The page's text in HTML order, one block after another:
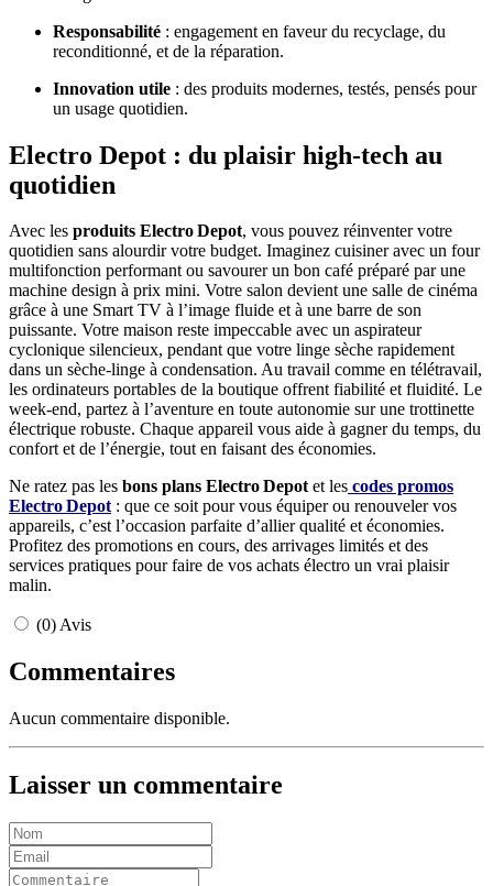
Responsabilité : engagement en faveur du recyclage, du
reconditionné, et de la réparation.
Innovation utile : des produits modernes, testés, pensés pour
un usage quotidien.
Electro Depot : du plaisir high-tech au
quotidien
Avec les produits Electro Depot, vous pouvez réinventer votre
quotidien sans alourdir votre budget. Imaginez cuisiner avec un four
multifonction performant ou savourer un bon café préparé par une
machine design à prix mini. Votre salon devient une salle de cinéma
grâce à une Smart TV à l’image fluide et à une barre de son
puissante. Votre maison reste impeccable avec un aspirateur
cyclonique silencieux, pendant que votre linge sèche rapidement
dans un sèche-linge à condensation. Au travail comme en télétravail,
les ordinateurs portables de la boutique offrent fiabilité et fluidité. Le
week-end, partez à l’aventure en toute autonomie sur une trottinette
électrique robuste. Chaque appareil vous aide à gagner du temps, du
confort et de l’énergie, tout en faisant des économies.
Ne ratez pas les bons plans Electro Depotet les codes promos
Electro Depot: que ce soit pour vous équiper ou renouveler vos
appareils, c’est l’occasion parfaite d’allier qualité et économies.
Profitez des promotions en cours, des arrivages limités et des
services pratiques pour faire de vos achats électro un vrai plaisir
malin.
(0) Avis
Commentaires
Aucun commentaire disponible.
Laisser un commentaire